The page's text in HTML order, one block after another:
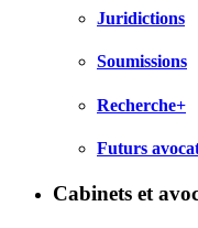
Juridictions
Soumissions
Recherche+
Futurs
Cabinets et